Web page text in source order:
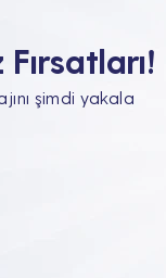
Tam'da